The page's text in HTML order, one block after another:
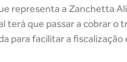
representa a Zanchetta
terá que passar a cobrar o
para facilitar a fiscalização